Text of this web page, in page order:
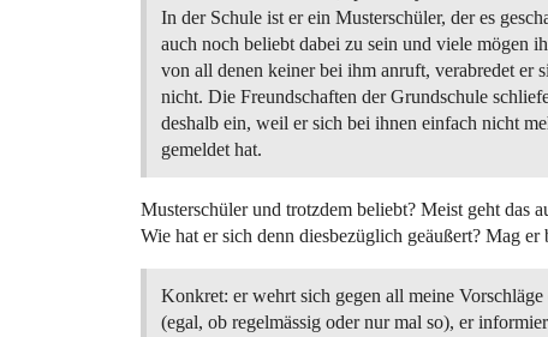
In der Schule ist er ein Musterschüler, der es
auch noch beliebt dabei zu sein und viele mögen
von all denen keiner bei ihm anruft, verabredet er
nicht. Die Freundschaften der Grundschule
deshalb ein, weil er sich bei ihnen einfach nicht
gemeldet hat.
Musterschüler und trotzdem beliebt? Meist geht das
Wie hat er sich denn diesbezüglich geäußert? Mag
Konkret: er wehrt sich gegen all meine Vorschläge
(egal, ob regelmässig oder nur mal so), er